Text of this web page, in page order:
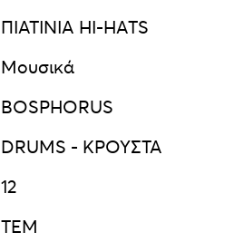
ΠΙΑΤΙΝΙΑ HI-HATS
Μουσικά
BOSPHORUS
DRUMS - ΚΡΟΥΣΤΑ
12
ΤΕΜ